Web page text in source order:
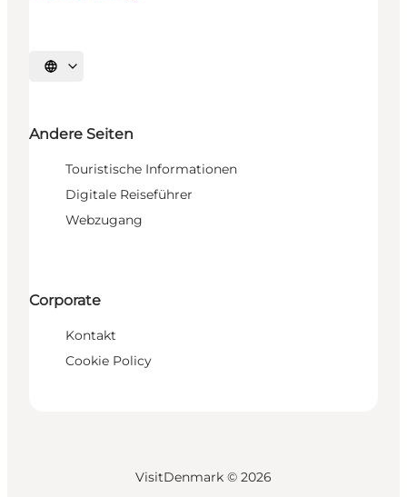
Sprache auswählen
Andere Seiten
Touristische Informationen
Digitale Reiseführer
Webzugang
Corporate
Kontakt
Cookie Policy
VisitDenmark © 2026